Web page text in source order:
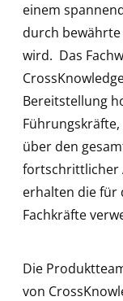
einem
durch
wird. Das
Bereitstellung
über den
fortschrittlicher
erhalten die für
Fachkräfte
Die
von